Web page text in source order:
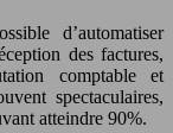
d’automatiser
des factures,
comptable et
spectaculaires,
atteindre 90%.